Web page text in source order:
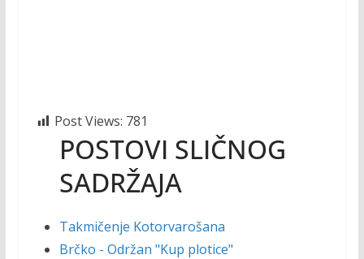
Post Views: 781
POSTOVI SLIČNOG
SADRŽAJA
Takmičenje Kotorvarošana
Brčko - Održan "Kup plotice"